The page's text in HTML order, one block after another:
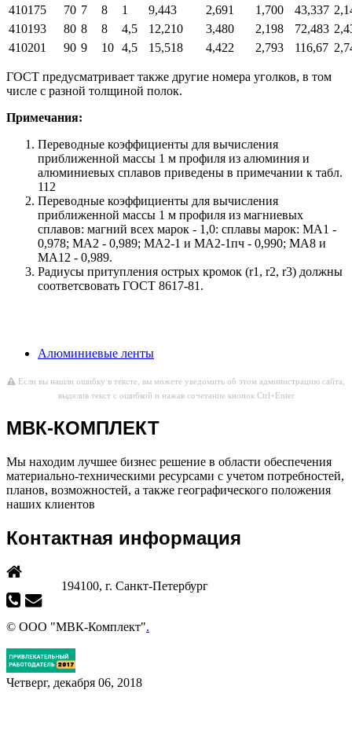
410175
70 7 8 1 9,443 2,691 1,700 43,337
410193
80 8 8 4,5 12,210 3,480 2,198 72,483
410201
90 9 10 4,5 15,518 4,422 2,793 116,67
ГОСТ предусматривает также другие номера уголков, в том
числе с разной толщиной полок.
Примечания:
Переводные коэффициенты для вычисления
приближенной массы 1 м профиля из алюминия и
алюминиевых сплавов приведены в примечании к табл.
112
Переводные коэффициенты для вычисления
приближенной массы 1 м профиля из магниевых
сплавов: магний всех марок - 1,0: сплавы марок: МА1 -
0,978; МА2 - 0,989; МА2-1 и МА2-1пч - 0,990; МА8 и
МА12 - 0,989.
Радиусы притупления острых кромок (r1, r2, r3) должны
соответсвовать ГОСТ 8617-81.
Алюминиевые ленты
Если вы нашли ошибку в тексте, вы можете уведомить об этом администрацию сайта,
выделив текст с ошибкой и нажав сочетание кнопок Ctrl+Enter
МВК-КОМПЛЕКТ
Мы находим лучшее бизнес решение в области обеспечения
материально-техническими ресурсами с учетом потребностей,
планов, возможностей, а также географического положения
наших клиентов
Контактная информация
194100, г. Санкт-Петербург
© ООО "МВК-Комплект".
Четверг, декабря 06, 2018